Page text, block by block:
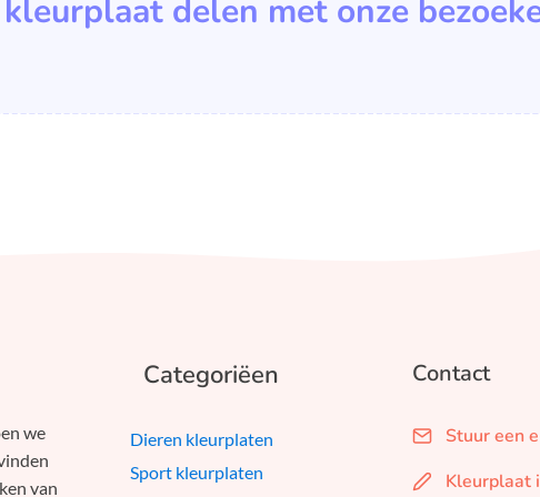
delen met onze
we
van
Categoriëen
Dieren kleurplaten
Sport kleurplaten
Contact
Stuur een
Kleurplaat